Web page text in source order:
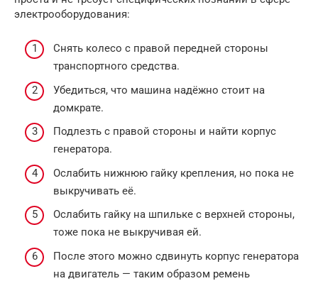
электрооборудования:
Снять колесо с правой передней стороны
транспортного средства.
Убедиться, что машина надёжно стоит на
домкрате.
Подлезть с правой стороны и найти корпус
генератора.
Ослабить нижнюю гайку крепления, но пока не
выкручивать её.
Ослабить гайку на шпильке с верхней стороны,
тоже пока не выкручивая ей.
После этого можно сдвинуть корпус генератора
на двигатель — таким образом ремень